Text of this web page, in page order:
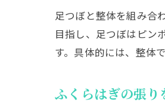
足つぼと整体を組み合
目指し、足つぼはピン
す。具体的には、整体
ふくらはぎの張